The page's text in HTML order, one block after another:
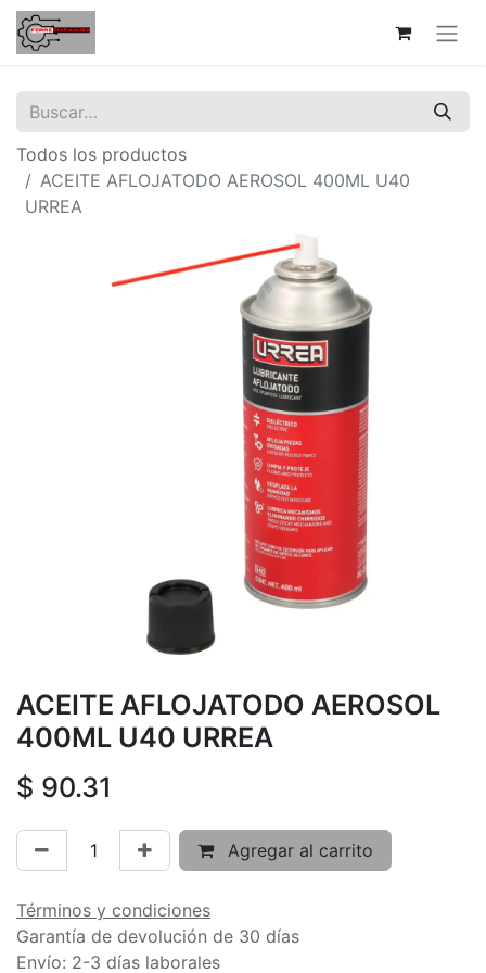
Todos los productos
ACEITE AFLOJATODO AEROSOL 400ML U40
URREA
ACEITE AFLOJATODO AEROSOL
400ML U40 URREA
$ 90.31
Agregar al carrito
Términos y condiciones
Garantía de devolución de 30 días
Envío: 2-3 días laborales